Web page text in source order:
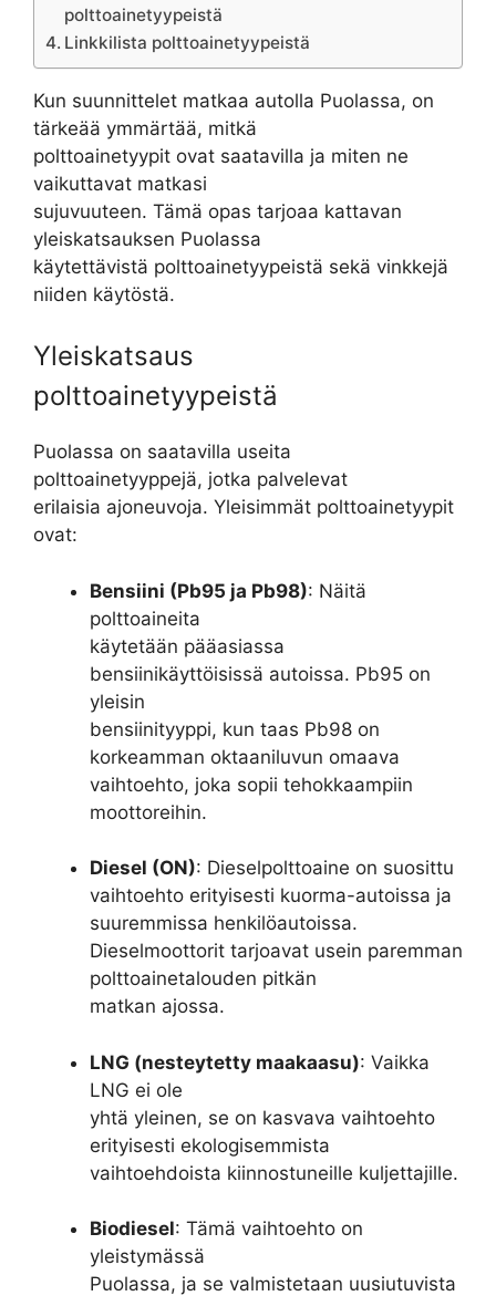
polttoainetyypeistä
Linkkilista polttoainetyypeistä
Kun suunnittelet matkaa autolla Puolassa, on
tärkeää ymmärtää, mitkä
polttoainetyypit ovat saatavilla ja miten ne
vaikuttavat matkasi
sujuvuuteen. Tämä opas tarjoaa kattavan
yleiskatsauksen Puolassa
käytettävistä polttoainetyypeistä sekä vinkkejä
niiden käytöstä.
Yleiskatsaus
polttoainetyypeistä
Puolassa on saatavilla useita
polttoainetyyppejä, jotka palvelevat
erilaisia ajoneuvoja. Yleisimmät polttoainetyypit
ovat:
Bensiini (Pb95 ja Pb98): Näitä
polttoaineita
käytetään pääasiassa
bensiinikäyttöisissä autoissa. Pb95 on
yleisin
bensiinityyppi, kun taas Pb98 on
korkeamman oktaaniluvun omaava
vaihtoehto, joka sopii tehokkaampiin
moottoreihin.
Diesel (ON): Dieselpolttoaine on suosittu
vaihtoehto erityisesti kuorma-autoissa ja
suuremmissa henkilöautoissa.
Dieselmoottorit tarjoavat usein paremman
polttoainetalouden pitkän
matkan ajossa.
LNG (nesteytetty maakaasu): Vaikka
LNG ei ole
yhtä yleinen, se on kasvava vaihtoehto
erityisesti ekologisemmista
vaihtoehdoista kiinnostuneille kuljettajille.
Biodiesel: Tämä vaihtoehto on
yleistymässä
Puolassa, ja se valmistetaan uusiutuvista